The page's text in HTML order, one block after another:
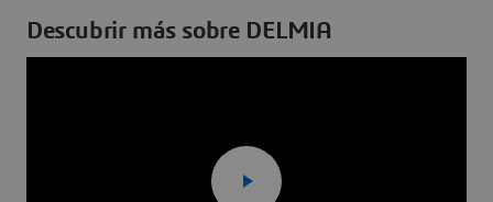
Descubrir más sobre DELMIA